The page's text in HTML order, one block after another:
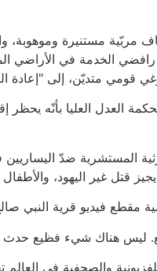
مربّية مستنيرة
رافضي الخدمة في الأراضي
قومي متديّن، إلى "إعادة
65 عاما قضت محكمة العدل
المستشرية ضدّ
قتل غير اليهود،
مقطع فيديو قرية النبي
ليس هناك شيء فظيع حدث
والصحفية في